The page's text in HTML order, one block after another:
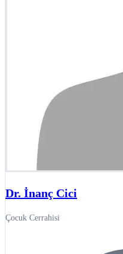
Dr. İnanç Cici
Çocuk Cerrahisi